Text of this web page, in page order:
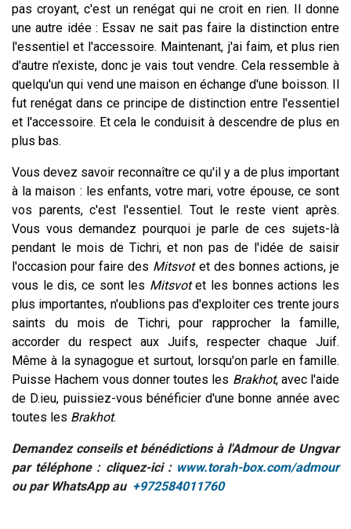
pas croyant, c'est un renégat qui ne croit en rien. Il donne
une autre idée : Essav ne sait pas faire la distinction entre
l'essentiel et l'accessoire. Maintenant, j'ai faim, et plus rien
d'autre n'existe, donc je vais tout vendre. Cela ressemble à
quelqu'un qui vend une maison en échange d'une boisson. Il
fut renégat dans ce principe de distinction entre l'essentiel
et l'accessoire. Et cela le conduisit à descendre de plus en
plus bas.
Vous devez savoir reconnaître ce qu'il y a de plus important
à la maison : les enfants, votre mari, votre épouse, ce sont
vos parents, c'est l'essentiel. Tout le reste vient après.
Vous vous demandez pourquoi je parle de ces sujets-là
pendant le mois de Tichri, et non pas de l'idée de saisir
l'occasion pour faire des Mitsvotet des bonnes actions, je
vous le dis, ce sont les Mitsvotet les bonnes actions les
plus importantes, n'oublions pas d'exploiter ces trente jours
saints du mois de Tichri, pour rapprocher la famille,
accorder du respect aux Juifs, respecter chaque Juif.
Même à la synagogue et surtout, lorsqu'on parle en famille.
Puisse Hachem vous donner toutes les Brakhot, avec l'aide
de D.ieu, puissiez-vous bénéficier d'une bonne année avec
toutes les Brakhot.
Demandez conseils et bénédictions à l'Admour de Ungvar
par téléphone : cliquez-ici : www.torah-box.com/admour
ou par WhatsApp au +972584011760